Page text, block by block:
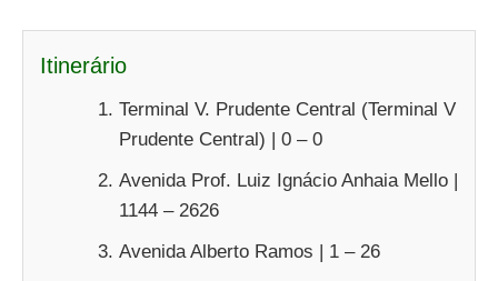
Itinerário
Terminal V. Prudente Central (Terminal V
Prudente Central) | 0 – 0
Avenida Prof. Luiz Ignácio Anhaia Mello |
1144 – 2626
Avenida Alberto Ramos | 1 – 26